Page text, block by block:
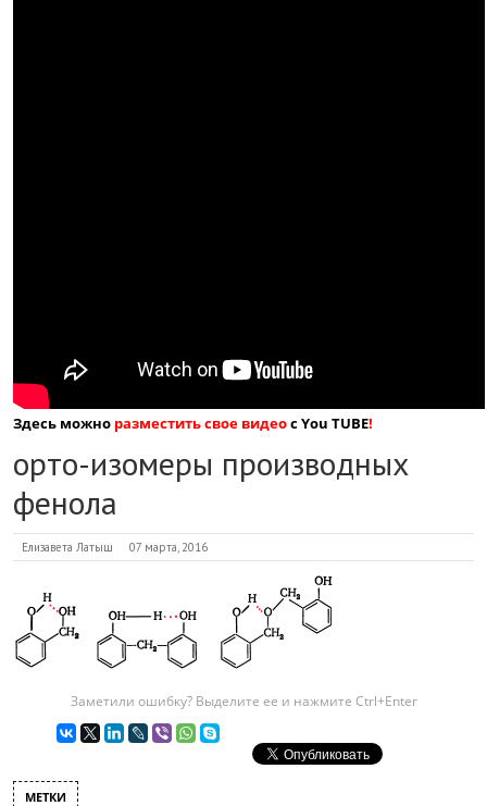
Здесь можно разместить свое видеос You TUBE!
орто-изомеры производных
фенола
Елизавета Латыш 07 марта, 2016
Заметили ошибку? Выделите ее и нажмите Ctrl+Enter
МЕТКИ